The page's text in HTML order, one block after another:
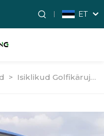
ET
> Isiklikud Golfikärujad